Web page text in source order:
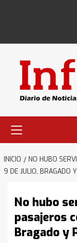
primario
INICIO
NO HUBO
9 DE JULIO, BRAGADO
No hubo
pasajeros
Bragado y